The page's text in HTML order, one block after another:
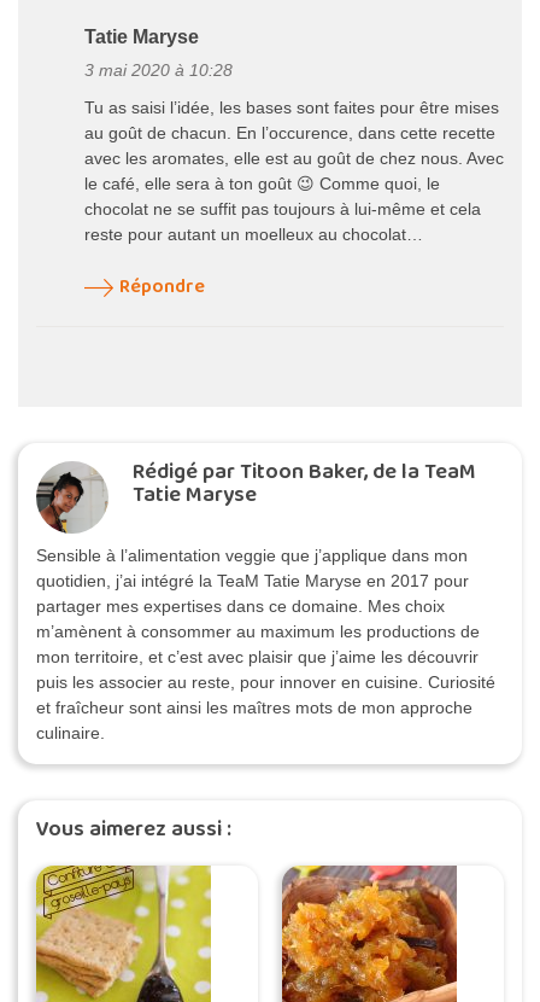
Tatie Maryse
3 mai 2020 à 10:28
Tu as saisi l’idée, les bases sont faites pour être mises
au goût de chacun. En l’occurence, dans cette recette
avec les aromates, elle est au goût de chez nous. Avec
le café, elle sera à ton goût 😉 Comme quoi, le
chocolat ne se suffit pas toujours à lui-même et cela
reste pour autant un moelleux au chocolat…
Répondre
Rédigé par Titoon Baker, de la TeaM
Tatie Maryse
Sensible à l’alimentation veggie que j’applique dans mon
quotidien, j’ai intégré la TeaM Tatie Maryse en 2017 pour
partager mes expertises dans ce domaine. Mes choix
m’amènent à consommer au maximum les productions de
mon territoire, et c’est avec plaisir que j’aime les découvrir
puis les associer au reste, pour innover en cuisine. Curiosité
et fraîcheur sont ainsi les maîtres mots de mon approche
culinaire.
Vous aimerez aussi :